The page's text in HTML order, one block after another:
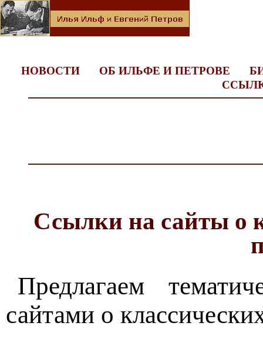
НОВОСТИ ОБ ИЛЬФЕ И ПЕТРОВЕ
Ссылки на сайты о
Предлагаем
сайтами о